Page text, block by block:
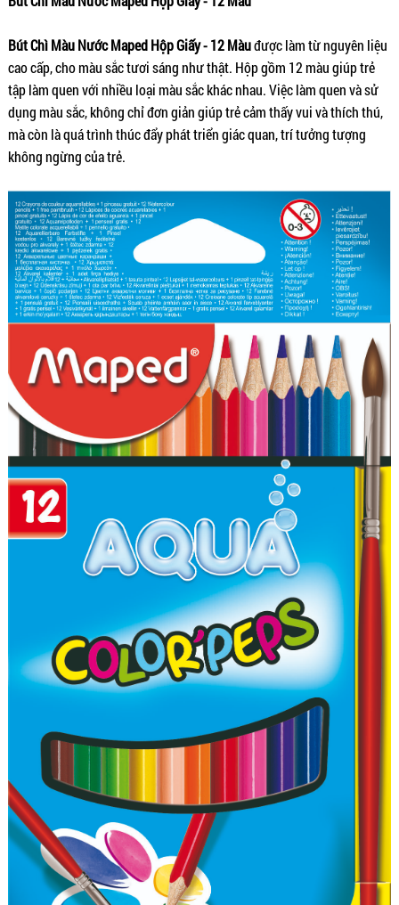
Bút Chì Màu Nước Maped Hộp Giấy - 12 Màuđược làm từ nguyên liệu
cao cấp, cho màu sắc tươi sáng như thật. Hộp gồm 12 màu giúp trẻ
tập làm quen với nhiều loại màu sắc khác nhau. Việc làm quen và sử
dụng màu sắc, không chỉ đơn giản giúp trẻ cảm thấy vui và thích thú,
mà còn là quá trình thúc đẩy phát triển giác quan, trí tưởng tượng
không ngừng của trẻ.